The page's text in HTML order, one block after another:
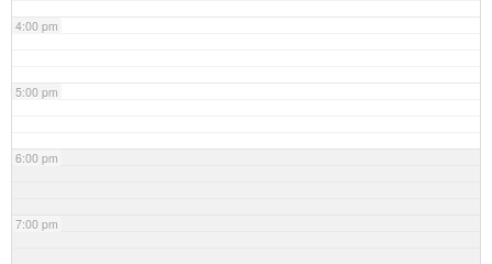
4:00 pm
5:00 pm
6:00 pm
7:00 pm